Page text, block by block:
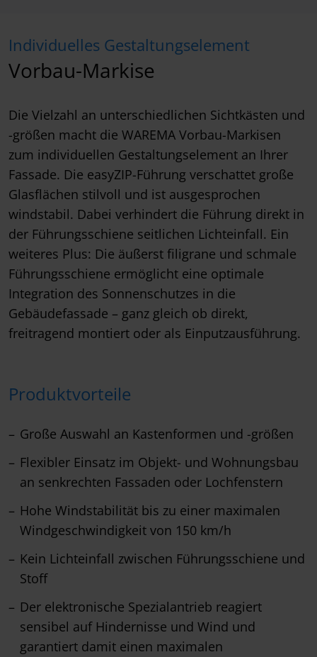
Individuelles Gestaltungselement
Vorbau-Markise
Die Vielzahl an unterschiedlichen Sichtkästen und
-größen macht die WAREMA Vorbau-Markisen
zum individuellen Gestaltungselement an Ihrer
Fassade. Die easyZIP-Führung verschattet große
Glasflächen stilvoll und ist ausgesprochen
windstabil. Dabei verhindert die Führung direkt in
der Führungsschiene seitlichen Lichteinfall. Ein
weiteres Plus: Die äußerst filigrane und schmale
Führungsschiene ermöglicht eine optimale
Integration des Sonnenschutzes in die
Gebäudefassade – ganz gleich ob direkt,
freitragend montiert oder als Einputzausführung.
Produktvorteile
Große Auswahl an Kastenformen und -größen
Flexibler Einsatz im Objekt- und Wohnungsbau
an senkrechten Fassaden oder Lochfenstern
Hohe Windstabilität bis zu einer maximalen
Windgeschwindigkeit von 150 km/h
Kein Lichteinfall zwischen Führungsschiene und
Stoff
Der elektronische Spezialantrieb reagiert
sensibel auf Hindernisse und Wind und
garantiert damit einen maximalen